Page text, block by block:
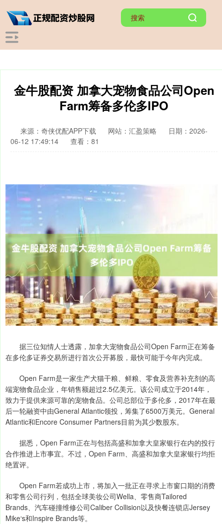
金牛股配资 加拿大宠物食品公司Open
Farm筹备多伦多IPO
来源：奇侠优配APP下载 网站：汇盈策略
日期：2026-
06-12 17:49:14
查看：81
据三位知情人士透露，加拿大宠物食品公司Open Farm正在筹备
在多伦多证券交易所进行首次公开募股，最快可能于今年内完成。
Open Farm是一家生产犬猫干粮、鲜粮、零食及营养补充剂的高
端宠物食品企业，年销售额超过2.5亿美元。该公司成立于2014年，
致力于提供来源可靠的宠物食品。公司总部位于多伦多，2017年在最
后一轮融资中由General Atlantic领投，筹集了6500万美元。General
Atlantic和Encore Consumer Partners目前为其少数股东。
据悉，Open Farm正在与包括高盛和加拿大皇家银行在内的投行
合作推进上市事宜。不过，Open Farm、高盛和加拿大皇家银行均拒
绝置评。
Open Farm若成功上市，将加入一批正在寻求上市窗口期的消费
和零售公司行列，包括全球美妆公司Wella、零售商Tailored
Brands、汽车碰撞维修公司Caliber Collision以及快餐连锁店Jersey
Mike‘s和Inspire Brands等。